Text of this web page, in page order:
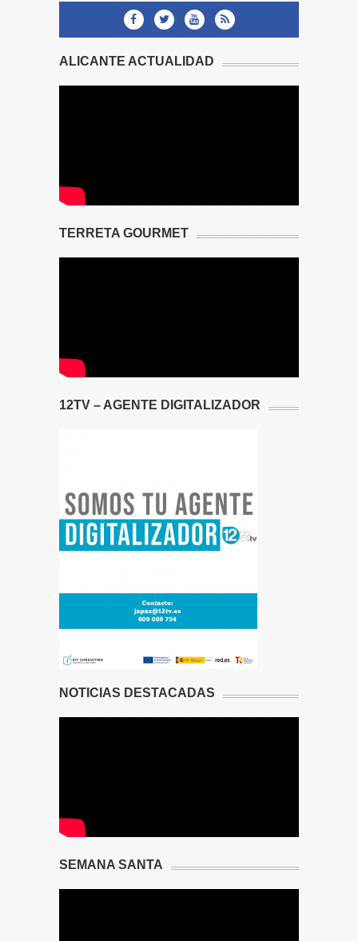
ALICANTE ACTUALIDAD
TERRETA GOURMET
12TV – AGENTE DIGITALIZADOR
NOTICIAS DESTACADAS
SEMANA SANTA